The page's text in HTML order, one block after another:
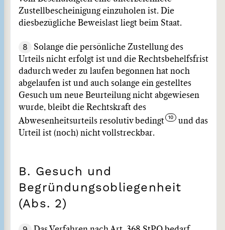
Zustellbescheinigung einzuholen ist. Die
diesbezügliche Beweislast liegt beim Staat.
8
Solange die persönliche Zustellung des
Urteils nicht erfolgt ist und die Rechtsbehelfsfrist
dadurch weder zu laufen begonnen hat noch
abgelaufen ist und auch solange ein gestelltes
Gesuch um neue Beurteilung nicht abgewiesen
wurde, bleibt die Rechtskraft des
Abwesenheitsurteils resolutiv bedingt
und das
Urteil ist (noch) nicht vollstreckbar.
B. Gesuch und
Begründungsobliegenheit
(Abs. 2)